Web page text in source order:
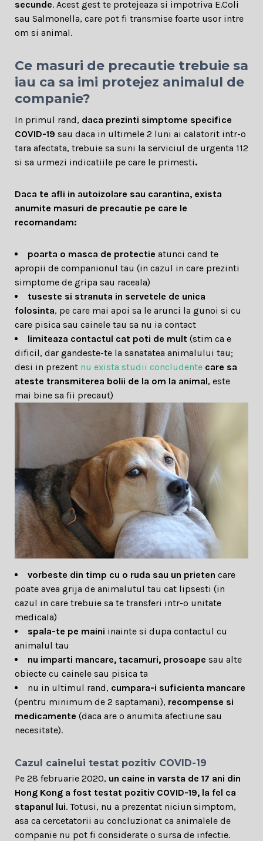
secunde. Acest gest te protejeaza si impotriva E.Coli
sau Salmonella, care pot fi transmise foarte usor intre
om si animal.
Ce masuri de precautie trebuie sa
iau ca sa imi protejez animalul de
companie?
In primul rand, daca prezinti simptome specifice
COVID-19 sau daca in ultimele 2 luni ai calatorit intr-o
tara afectata, trebuie sa suni la serviciul de urgenta 112
si sa urmezi indicatiile pe care le primesti.
Daca te afli in autoizolare sau carantina, exista
anumite masuri de precautie pe care le
recomandam:
poarta o masca de protectie atunci cand te
apropii de companionul tau (in cazul in care prezinti
simptome de gripa sau raceala)
tuseste si stranuta in servetele de unica
folosinta, pe care mai apoi sa le arunci la gunoi si cu
care pisica sau cainele tau sa nu ia contact
limiteaza contactul cat poti de mult (stim ca e
dificil, dar gandeste-te la sanatatea animalului tau;
desi in prezent nu exista studii concludente care sa
ateste transmiterea bolii de la om la animal, este
mai bine sa fii precaut)
vorbeste din timp cu o ruda sau un prieten care
poate avea grija de animalutul tau cat lipsesti (in
cazul in care trebuie sa te transferi intr-o unitate
medicala)
spala-te pe maini inainte si dupa contactul cu
animalul tau
nu imparti mancare, tacamuri, prosoape sau alte
obiecte cu cainele sau pisica ta
nu in ultimul rand, cumpara-i suficienta mancare
(pentru minimum de 2 saptamani), recompense si
medicamente (daca are o anumita afectiune sau
necesitate).
Cazul cainelui testat pozitiv COVID-19
Pe 28 februarie 2020, un caine in varsta de 17 ani din
Hong Kong a fost testat pozitiv COVID-19, la fel ca
stapanul lui. Totusi, nu a prezentat niciun simptom,
asa ca cercetatorii au concluzionat ca animalele de
companie nu pot fi considerate o sursa de infectie.